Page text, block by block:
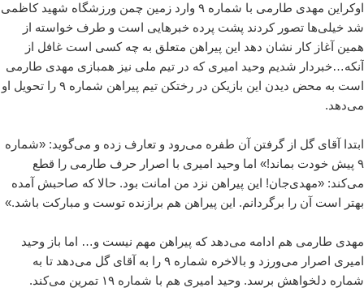
اوکراین مهدی طارمی با شماره ۹ وارد زمین چمن ورزشگاه شهید کاظمی
شد خیلی‌ها تصور کردند پشت پرده خبرهایی است و طرف خواسته از
همین آغاز کار نشان دهد این پیراهن متعلق به چه کسی است غافل از
آنکه…خبردار شدیم وحید امیری که در تیم ملی نیز همبازی مهدی طارمی
است به محض دیدن این بازیکن در رختکن تیم پیراهن شماره ۹ را تحویل او
می‌دهد.
ابتدا آقای گل از گرفتن آن طفره می‌رود و تعارف زده و می‌گوید: «شماره
۹ پیش خودت بماند!» اما وحید امیری با اصرار حرف طارمی را قطع
می‌کند: «مهدی‌جان! این پیراهن نزد من امانت بود. حالا که صاحبش آمده
بهتر است آن را برگردانم. این پیراهن هم برازنده توست و مبارکت باشد.»
مهدی طارمی هم ادامه می‌دهد که پیراهن مهم نیست و… اما باز وحید
امیری اصرار می‌ورزد و بالاخره شماره ۹ را به آقای گل می‌دهد تا به
شماره دلخواهش برسد. وحید امیری هم با شماره ۱۹ تمرین می‌کند.